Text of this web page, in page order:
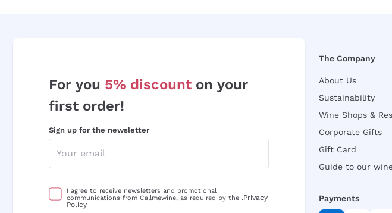
For you 5% discount on your
first order!
Sign up for the newsletter
I agree to receive newsletters and promotional
communications from Callmewine, as required by the .Privacy
Policy
The Company
About Us
Sustainability
Wine Shops &
Corporate Gifts
Gift Card
Guide to our
Payments